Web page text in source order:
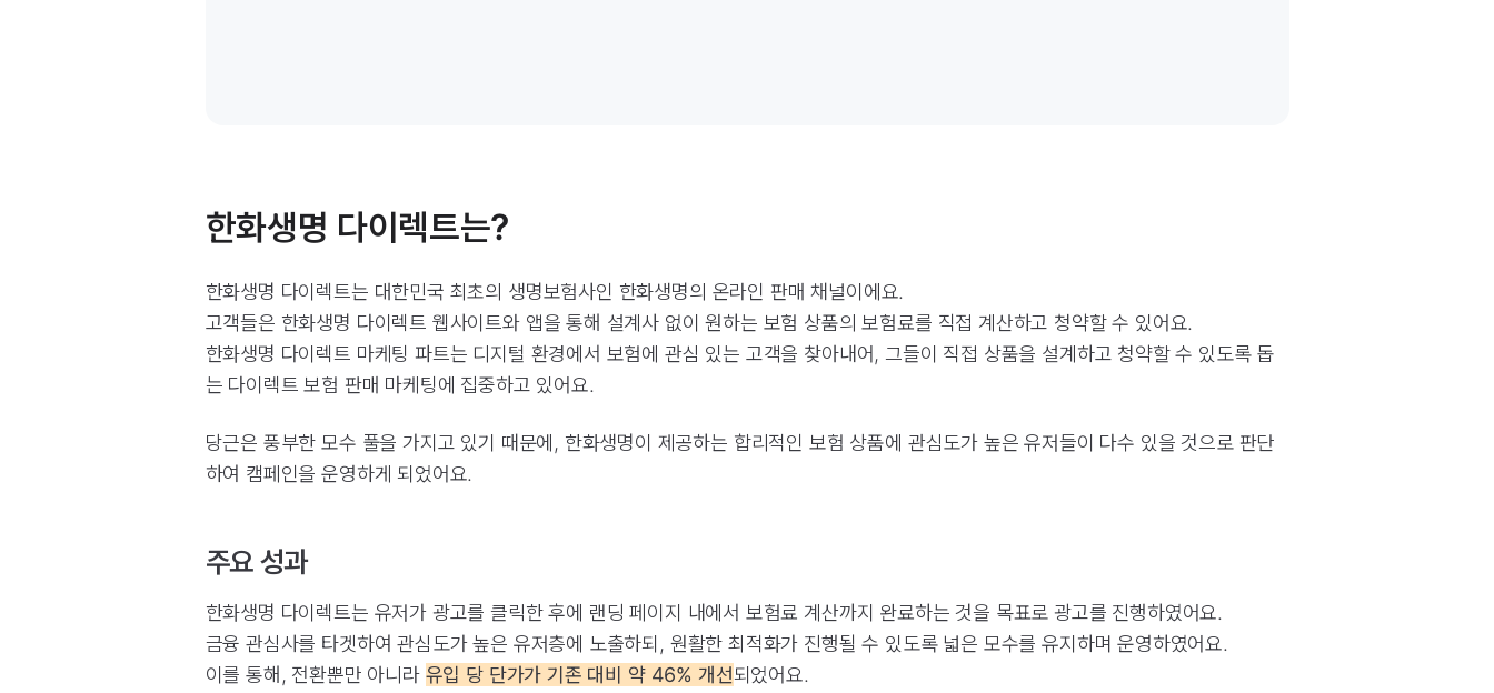
한화생명 다이렉트는?
한화생명 다이렉트는 대한민국 최초의 생명보험사인 한화생명의 온라인 판매 채널이에요.
고객들은 한화생명 다이렉트 웹사이트와 앱을 통해 설계사 없이 원하는 보험 상품의 보험료를 직접 계산하고 청약할 수 있어요.
한화생명 다이렉트 마케팅 파트는 디지털 환경에서 보험에 관심 있는 고객을 찾아내어, 그들이 직접 상품을 설계하고 청약할 수 있도록 돕
는 다이렉트 보험 판매 마케팅에 집중하고 있어요.
당근은 풍부한 모수 풀을 가지고 있기 때문에, 한화생명이 제공하는 합리적인 보험 상품에 관심도가 높은 유저들이 다수 있을 것으로 판단
하여 캠페인을 운영하게 되었어요.
주요 성과
한화생명 다이렉트는 유저가 광고를 클릭한 후에 랜딩 페이지 내에서 보험료 계산까지 완료하는 것을 목표로 광고를 진행하였어요.
금융 관심사를 타겟하여 관심도가 높은 유저층에 노출하되, 원활한 최적화가 진행될 수 있도록 넓은 모수를 유지하며 운영하였어요.
이를 통해, 전환뿐만 아니라 유입 당 단가가 기존 대비 약 46% 개선되었어요.